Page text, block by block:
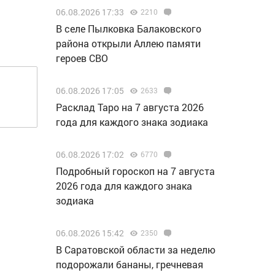
06.08.2026 17:33 2210
В селе Пылковка Балаковского
района открыли Аллею памяти
героев СВО
06.08.2026 17:05 2633
Расклад Таро на 7 августа 2026
года для каждого знака зодиака
06.08.2026 17:02 6770
Подробный гороскоп на 7 августа
2026 года для каждого знака
зодиака
06.08.2026 15:42 2350
В Саратовской области за неделю
подорожали бананы, гречневая